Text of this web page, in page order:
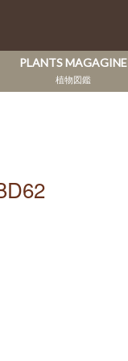
PLANTS MAGAGINE
植物図鑑